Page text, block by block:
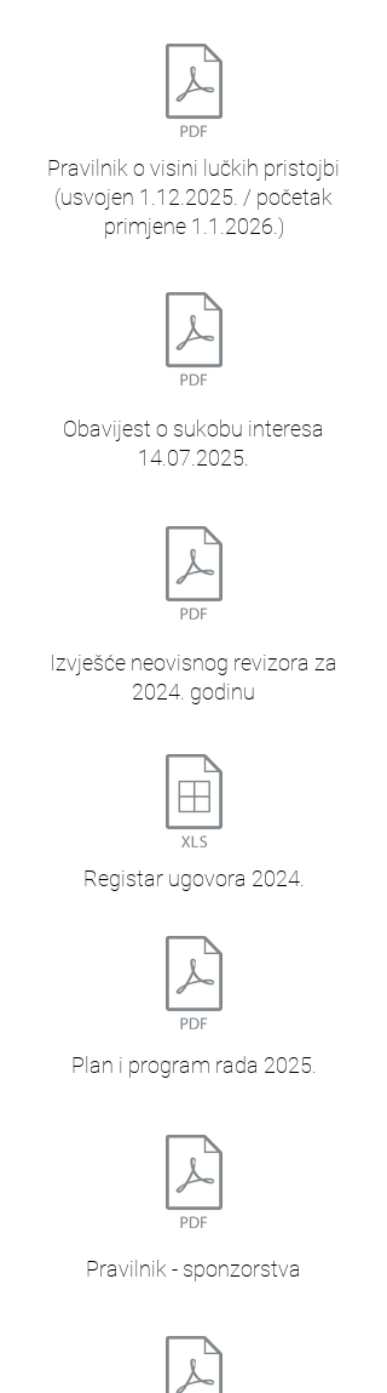
Pravilnik o visini lučkih pristojbi
(usvojen 1.12.2025. / početak
primjene 1.1.2026.)
Obavijest o sukobu interesa
14.07.2025.
Izvješće neovisnog revizora za
2024. godinu
Registar ugovora 2024.
Plan i program rada 2025.
Pravilnik - sponzorstva